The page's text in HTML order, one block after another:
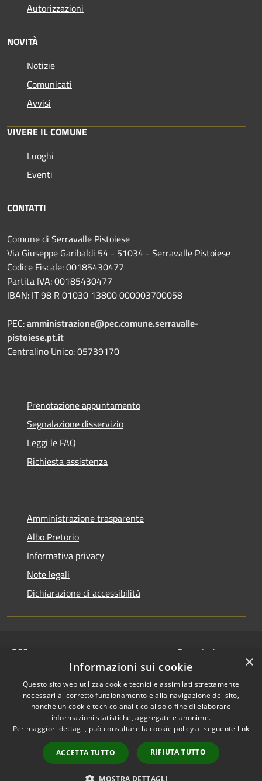
Autorizzazioni
NOVITÀ
Notizie
Comunicati
Avvisi
VIVERE IL COMUNE
Luoghi
Eventi
CONTATTI
Comune di Serravalle Pistoiese
Via Giuseppe Garibaldi 54 - 51034 - Serravalle Pistoiese
Codice Fiscale: 00185430477
Partita IVA: 00185430477
IBAN: IT 98 R 01030 13800 000003700058
PEC:amministrazione@pec.comune.serravalle-
pistoiese.pt.it
Centralino Unico: 05739170
Prenotazione appuntamento
Segnalazione disservizio
Leggi le FAQ
Richiesta assistenza
Amministrazione trasparente
Albo Pretorio
Informativa privacy
Note legali
Dichiarazione di accessibilità
RSS
Privacy
Cookie
Mappa del sito
Segnalazione
disservizio
Whistleblowing
Dichiarazione di
accessibilità
© 2024 • Comune di
Serravalle Pistoiese •
Powered byMunicipium
•Redazione
×
Informazioni sui cookie
Questo sito web utilizza cookie tecnici e assimilati strettamente
necessari al corretto funzionamento e alla navigazione del sito,
nonché un cookie tecnico analitico al solo fine di elaborare
informazioni statistiche, aggregate e anonime.
Per maggiori dettagli, può consultare la cookie policy al seguente link
ACCETTA TUTTO RIFIUTA TUTTO
MOSTRA DETTAGLI